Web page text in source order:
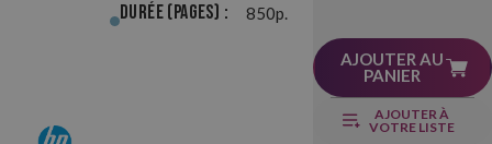
Durée (pages) : 850p.
AJOUTER AU
PANIER
AJOUTER À
VOTRE LISTE